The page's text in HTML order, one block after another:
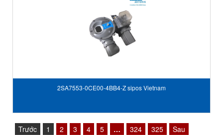
2SA7553-0CE00-4BB4-Z sipos Vietnam
Trước 1 2 3 4 5 … 324 325 Sau